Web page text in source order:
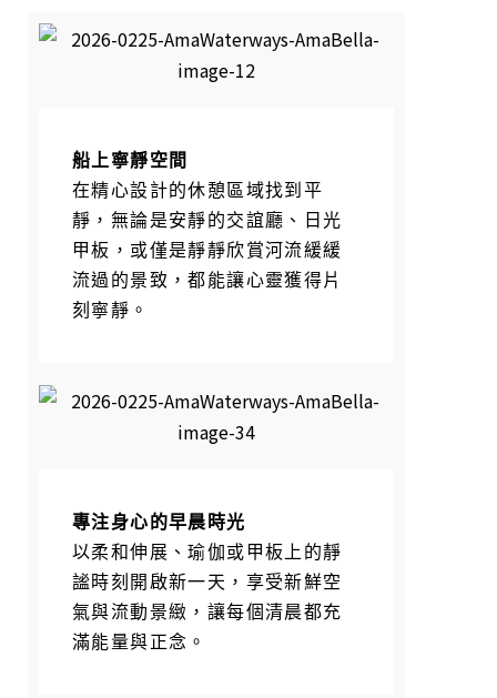
船上寧靜空間
在精心設計的休憩區域找到平
靜，無論是安靜的交誼廳、日光
甲板，或僅是靜靜欣賞河流緩緩
流過的景致，都能讓心靈獲得片
刻寧靜。
專注身心的早晨時光
以柔和伸展、瑜伽或甲板上的靜
謐時刻開啟新一天，享受新鮮空
氣與流動景緻，讓每個清晨都充
滿能量與正念。